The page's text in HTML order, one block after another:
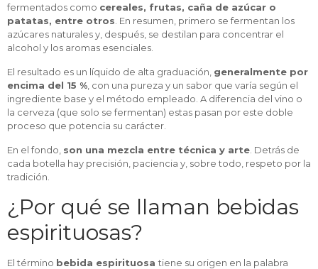
fermentados como cereales, frutas, caña de azúcar o
patatas, entre otros . En resumen, primero se fermentan los
azúcares naturales y, después, se destilan para concentrar el
alcohol y los aromas esenciales.
El resultado es un líquido de alta graduación, generalmente por
encima del 15 % , con una pureza y un sabor que varía según el
ingrediente base y el método empleado. A diferencia del vino o
la cerveza (que solo se fermentan) estas pasan por este doble
proceso que potencia su carácter.
En el fondo, son una mezcla entre técnica y arte . Detrás de
cada botella hay precisión, paciencia y, sobre todo, respeto por la
tradición.
¿Por qué se llaman bebidas
espirituosas?
El término bebida espirituosatiene su origen en la palabra